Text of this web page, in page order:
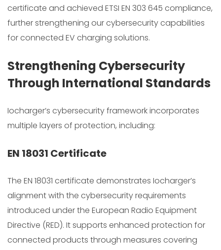
certificate and achieved ETSI EN 303 645 compliance,
further strengthening our cybersecurity capabilities
for connected EV charging solutions.
Strengthening Cybersecurity
Through International Standards
Iocharger’s cybersecurity framework incorporates
multiple layers of protection, including:
EN 18031 Certificate
The EN 18031 certificate demonstrates Iocharger’s
alignment with the cybersecurity requirements
introduced under the European Radio Equipment
Directive (RED). It supports enhanced protection for
connected products through measures covering